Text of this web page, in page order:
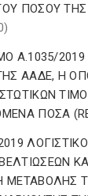
ΠΟΣΟΥ ΤΗΣ
Α.1035/
ΑΑΔΕ, Η
ΠΟΣΑ
ΜΕΤΑΒΟΛΗΣ